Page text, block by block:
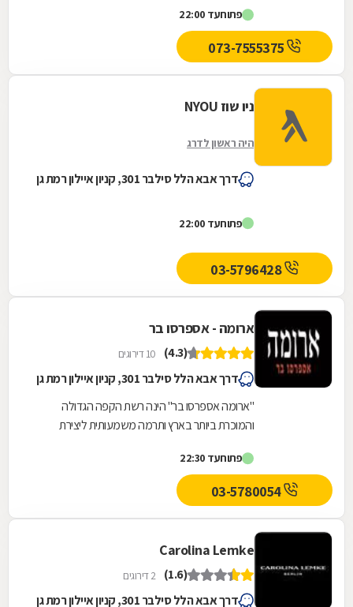
ובמקביל מובילה...
פתוחעד 22:00
ניו שוז NYOU
היה ראשון לדרג
דרך אבא הלל סילבר 301, קניון איילון רמת גן
פתוחעד 22:00
03-5796428
ארומה - אספרסו בר
(4.3) 10 דירוגים
דרך אבא הלל סילבר 301, קניון איילון רמת גן
"ארומה אספרסו בר" הינה רשת הקפה הגדולה
והמוכרת ביותר בארץ ותרמה משמעותית ליצירת
בחומרי גלם איכותיים...
פתוחעד 22:30
03-5780054
Carolina Lemke
(1.6) 2 דירוגים
דרך אבא הלל סילבר 301, קניון איילון רמת גן